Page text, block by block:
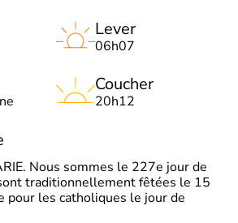
Lever
06h07
Coucher
20h12
Nous sommes le 227e jour de
traditionnellement fêtées le 15
pour les catholiques le jour de